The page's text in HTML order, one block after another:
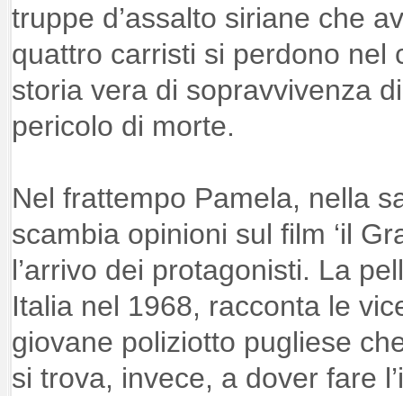
truppe d’assalto siriane che
quattro carristi si perdono nel
storia vera di sopravvivenza
pericolo di morte.
Nel frattempo Pamela, nella
scambia opinioni sul film ‘il
l’arrivo dei protagonisti. La
Italia nel 1968, racconta le
giovane poliziotto pugliese
si trova, invece, a dover fare